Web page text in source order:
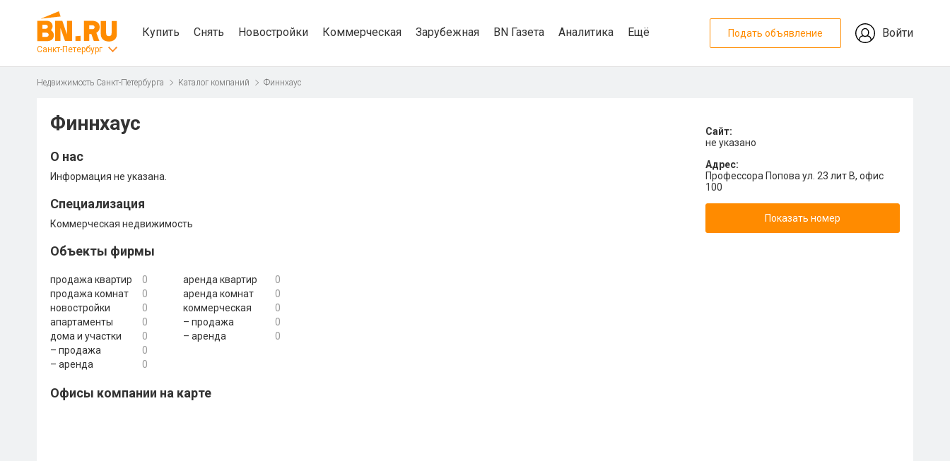
Санкт-Петербург
Купить Снять Новостройки Коммерческая Зарубежная BN Газета Аналитика Ещё Подать объявление Войти
Недвижимость Санкт-Петербурга Каталог компаний Финнхаус
Финнхаус
О нас
Информация не указана.
Специализация
Коммерческая недвижимость
Объекты фирмы
продажа квартир
0
продажа комнат
0
новостройки
0
апартаменты
0
дома и участки
0
– продажа
0
– аренда
0
аренда квартир
0
аренда комнат
0
коммерческая
0
– продажа
0
– аренда
0
Сайт:
не указано
Адрес:
Профессора Попова ул. 23 лит В, офис
100
Показать номер
Офисы компании на карте